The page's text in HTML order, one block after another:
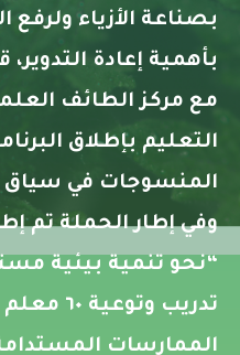
بصناعة الأزياء ولرفع
بأهمية إعادة
مع مركز الطائف
التعليم بإطلاق
المنسوجات في سياق
وفي إطار الحملة تم
“نحو تنمية بيئية
تدريب
الممارسات